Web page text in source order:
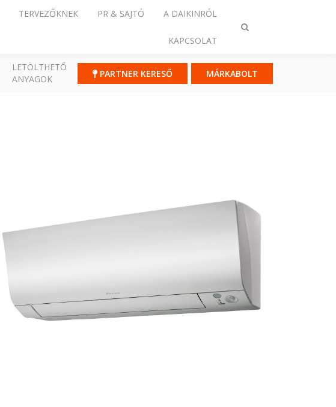
Keresés
TERVEZŐKNEK PR & SAJTÓ A DAIKINRÓL
KAPCSOLAT
LETÖLTHETŐ
ANYAGOK
PARTNER KERESŐ MÁRKABOLT